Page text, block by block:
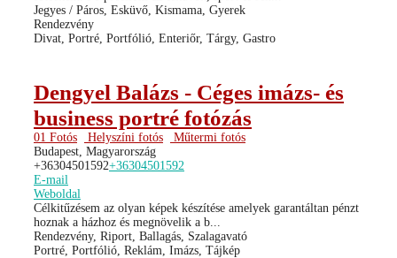
Jegyes / Páros, Esküvő, Kismama, Gyerek
Rendezvény
Divat, Portré, Portfólió, Enteriőr, Tárgy, Gastro
Dengyel Balázs - Céges imázs- és
business portré fotózás
01 Fotós Helyszíni fotós
Műtermi fotós
Budapest, Magyarország
+36304501592+36304501592
E-mail
Weboldal
Célkitűzésem az olyan képek készítése amelyek garantáltan pénzt
hoznak a házhoz és megnövelik a b...
Rendezvény, Riport, Ballagás, Szalagavató
Portré, Portfólió, Reklám, Imázs, Tájkép